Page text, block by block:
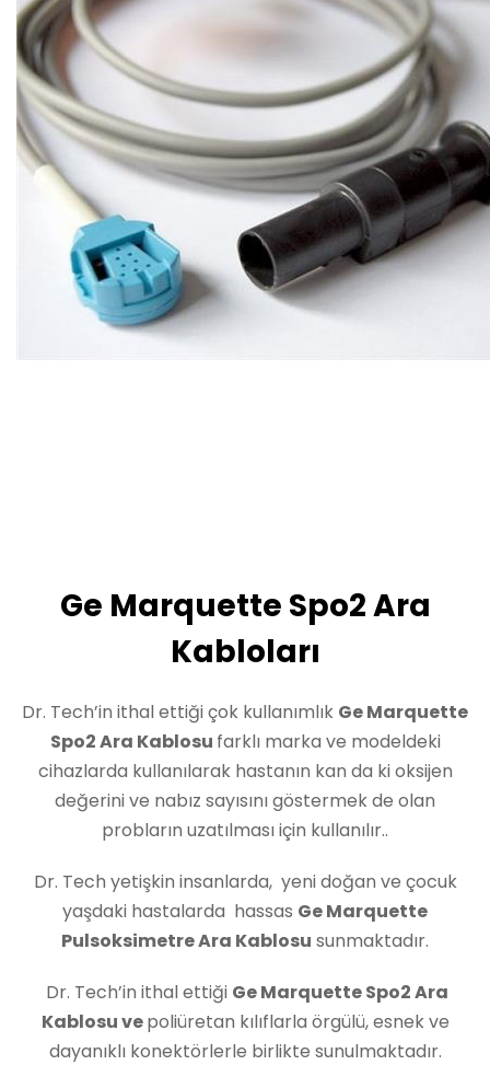
Ge Marquette Spo2 Ara
Kabloları
Dr. Tech’in ithal ettiği çok kullanımlık Ge Marquette
Spo2 Ara Kablosu farklı marka ve modeldeki
cihazlarda kullanılarak hastanın kan da ki oksijen
değerini ve nabız sayısını göstermek de olan
probların uzatılması için kullanılır..
Dr. Tech yetişkin insanlarda, yeni doğan ve çocuk
yaşdaki hastalarda hassas Ge Marquette
Pulsoksimetre Ara Kablosu sunmaktadır.
Dr. Tech’in ithal ettiği Ge Marquette Spo2 Ara
Kablosuvepoliüretan kılıflarla örgülü, esnek ve
dayanıklı konektörlerle birlikte sunulmaktadır.